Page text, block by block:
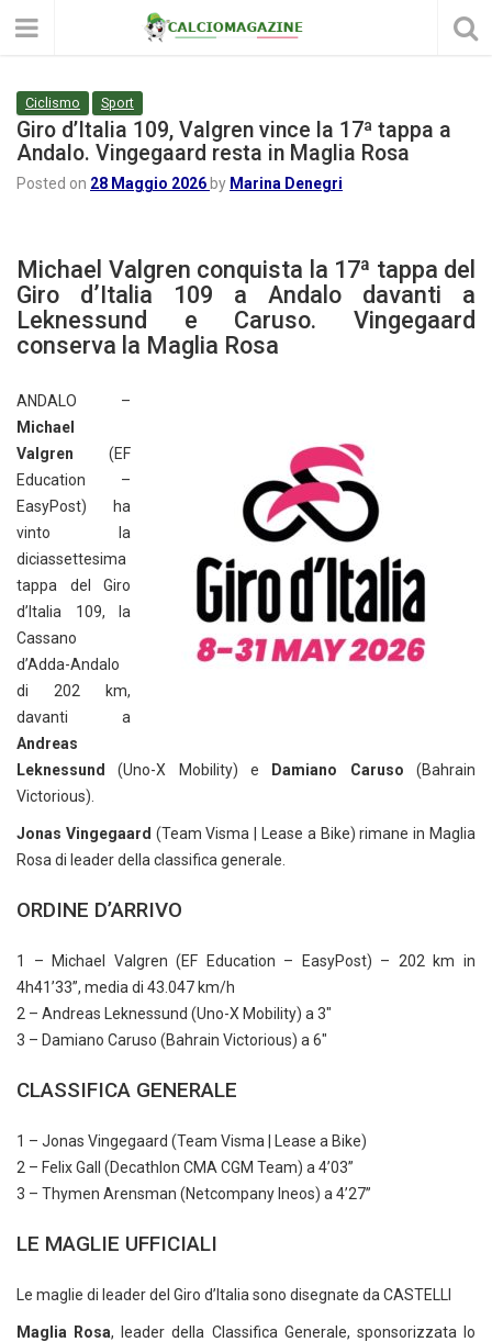
Ciclismo Sport
Giro d’Italia 109, Valgren vince la 17ª tappa a
Andalo. Vingegaard resta in Maglia Rosa
Posted on 28 Maggio 2026 by Marina Denegri
Michael Valgren conquista la 17ª tappa del
Giro d’Italia 109 a Andalo davanti a
Leknessund e Caruso. Vingegaard
conserva la Maglia Rosa
ANDALO –
Michael
Valgren (EF
Education –
EasyPost) ha
vinto la
diciassettesima
tappa del Giro
d’Italia 109, la
Cassano
d’Adda-Andalo
di 202 km,
davanti a
Andreas
Leknessund
(Uno-X Mobility) e Damiano Caruso (Bahrain
Victorious).
Jonas Vingegaard (Team Visma | Lease a Bike) rimane in Maglia
Rosa di leader della classifica generale.
ORDINE D’ARRIVO
1 – Michael Valgren (EF Education – EasyPost) – 202 km in
4h41’33”, media di 43.047 km/h
2 – Andreas Leknessund (Uno-X Mobility) a 3″
3 – Damiano Caruso (Bahrain Victorious) a 6″
CLASSIFICA GENERALE
1 – Jonas Vingegaard (Team Visma | Lease a Bike)
2 – Felix Gall (Decathlon CMA CGM Team) a 4’03”
3 – Thymen Arensman (Netcompany Ineos) a 4’27”
LE MAGLIE UFFICIALI
Le maglie di leader del Giro d’Italia sono disegnate da CASTELLI
Maglia Rosa, leader della Classifica Generale, sponsorizzata Io